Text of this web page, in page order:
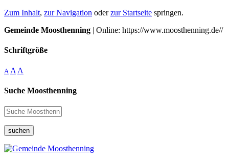
Zum Inhalt, zur Navigation oderzur Startseite springen.
Gemeinde Moosthenning | Online: https://www.moosthenning.de//
Schriftgröße
A A A
Suche Moosthenning
suchen